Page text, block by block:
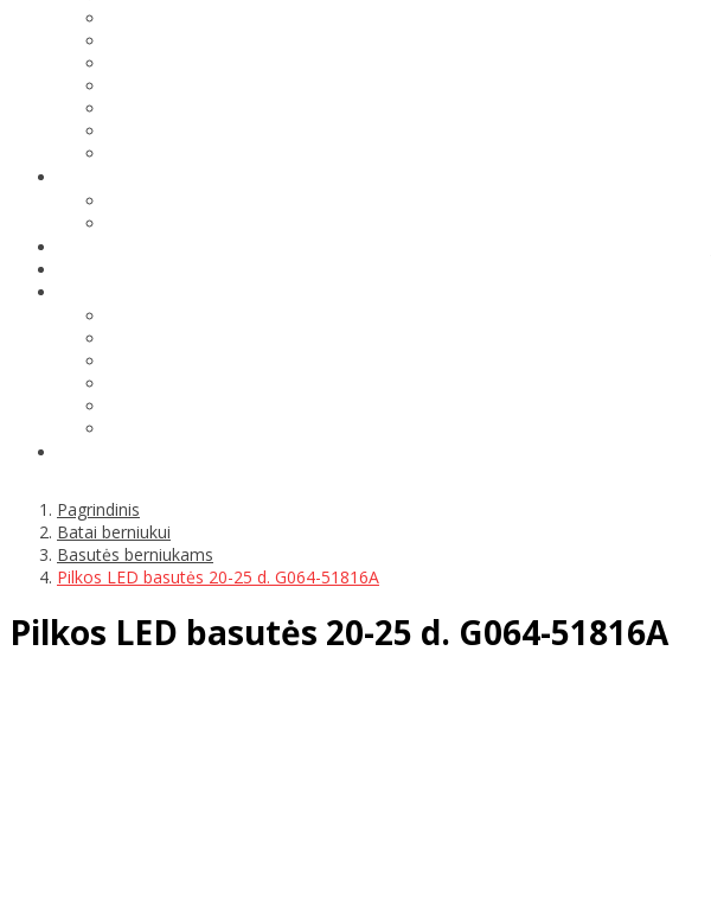
Pagrindinis
Batai berniukui
Basutės berniukams
Pilkos LED basutės 20-25 d. G064-51816A
Pilkos LED basutės 20-25 d. G064-51816A